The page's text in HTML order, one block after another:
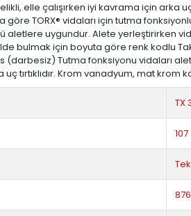
elle çalışırken iyi kavrama için arka
TORX® vidaları için tutma
aletlere uygundur. Alete yerleştirirken
bulmak için boyuta göre renk kodlu
Tutma fonksiyonu vidaları
tırtıklıdır. Krom vanadyum, mat krom
TX
107
Tek